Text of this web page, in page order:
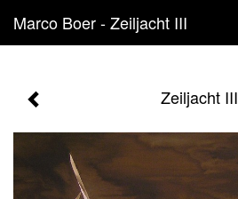
Marco Boer - Zeiljacht III
Zeiljacht III